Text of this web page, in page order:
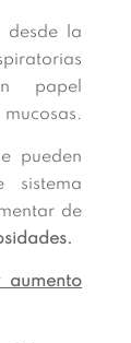
desde la
papel
mucosas.
pueden
sistema
de
aumento